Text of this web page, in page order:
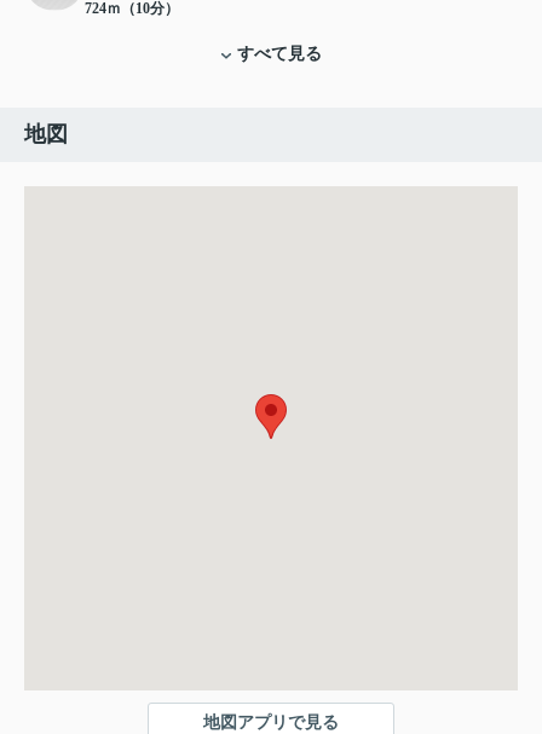
724ｍ（10分）
すべて見る
地図
地図アプリで見る